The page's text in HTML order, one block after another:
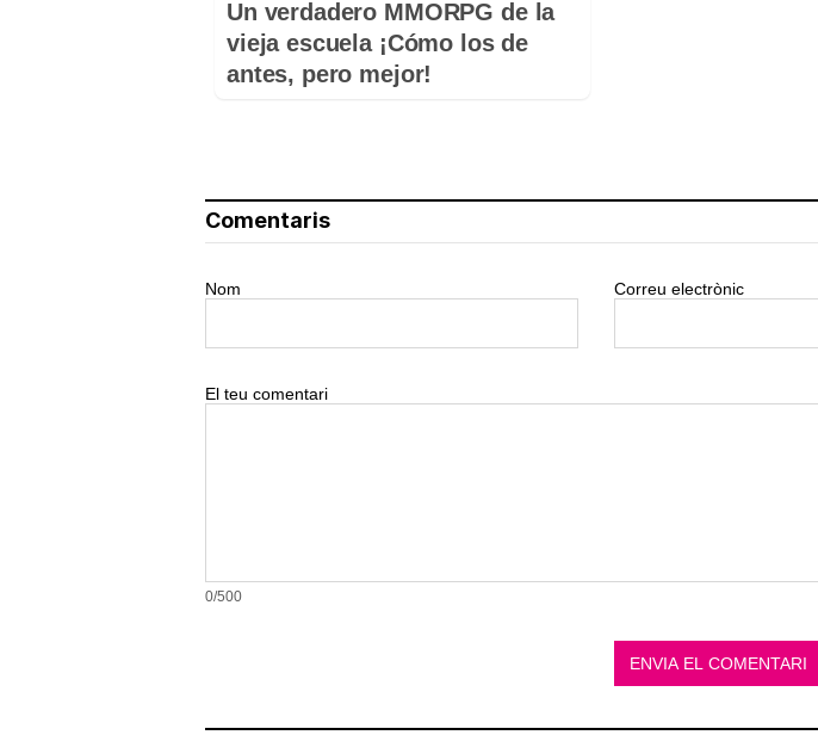
Un verdadero MMORPG de la
vieja escuela ¡Cómo los de
antes, pero mejor!
Comentaris
Nom Correu electrònic
El teu comentari
0/500